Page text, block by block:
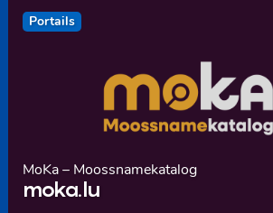
Portails
MoKa – Moossnamekatalog
moka.lu